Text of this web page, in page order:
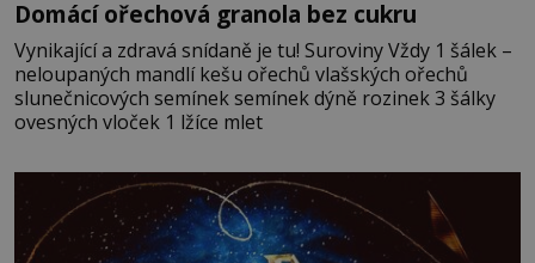
Domácí ořechová granola bez cukru
Vynikající a zdravá snídaně je tu! Suroviny Vždy 1 šálek –
neloupaných mandlí kešu ořechů vlašských ořechů
slunečnicových semínek semínek dýně rozinek 3 šálky
ovesných vloček 1 lžíce mlet